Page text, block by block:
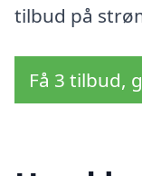
tilbud på
Få 3 tilbud,